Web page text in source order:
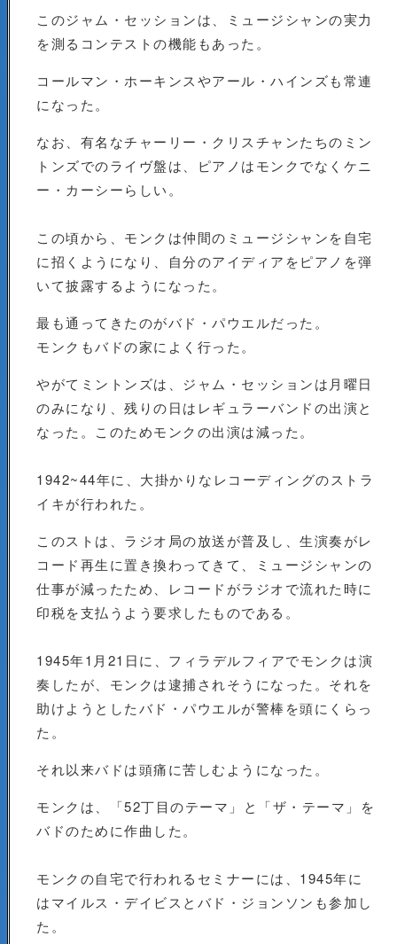
このジャム・セッションは、ミュージシャンの実力
を測るコンテストの機能もあった。
コールマン・ホーキンスやアール・ハインズも常連
になった。
なお、有名なチャーリー・クリスチャンたちのミン
トンズでのライヴ盤は、ピアノはモンクでなくケニ
ー・カーシーらしい。
この頃から、モンクは仲間のミュージシャンを自宅
に招くようになり、自分のアイディアをピアノを弾
いて披露するようになった。
最も通ってきたのがバド・パウエルだった。
モンクもバドの家によく行った。
やがてミントンズは、ジャム・セッションは月曜日
のみになり、残りの日はレギュラーバンドの出演と
なった。このためモンクの出演は減った。
1942~44年に、大掛かりなレコーディングのストラ
イキが行われた。
このストは、ラジオ局の放送が普及し、生演奏がレ
コード再生に置き換わってきて、ミュージシャンの
仕事が減ったため、レコードがラジオで流れた時に
印税を支払うよう要求したものである。
1945年1月21日に、フィラデルフィアでモンクは演
奏したが、モンクは逮捕されそうになった。それを
助けようとしたバド・パウエルが警棒を頭にくらっ
た。
それ以来バドは頭痛に苦しむようになった。
モンクは、「52丁目のテーマ」と「ザ・テーマ」を
バドのために作曲した。
モンクの自宅で行われるセミナーには、1945年に
はマイルス・デイビスとバド・ジョンソンも参加し
た。